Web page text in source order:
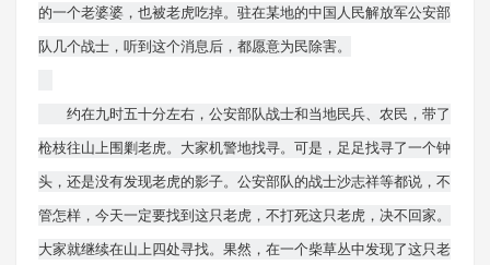
的一个老婆婆，也被老虎吃掉。驻在某地的中国人民解放军公安部
队几个战士，听到这个消息后，都愿意为民除害。
约在九时五十分左右，公安部队战士和当地民兵、农民，带了
枪枝往山上围剿老虎。大家机警地找寻。可是，足足找寻了一个钟
头，还是没有发现老虎的影子。公安部队的战士沙志祥等都说，不
管怎样，今天一定要找到这只老虎，不打死这只老虎，决不回家。
大家就继续在山上四处寻找。果然，在一个柴草丛中发现了这只老